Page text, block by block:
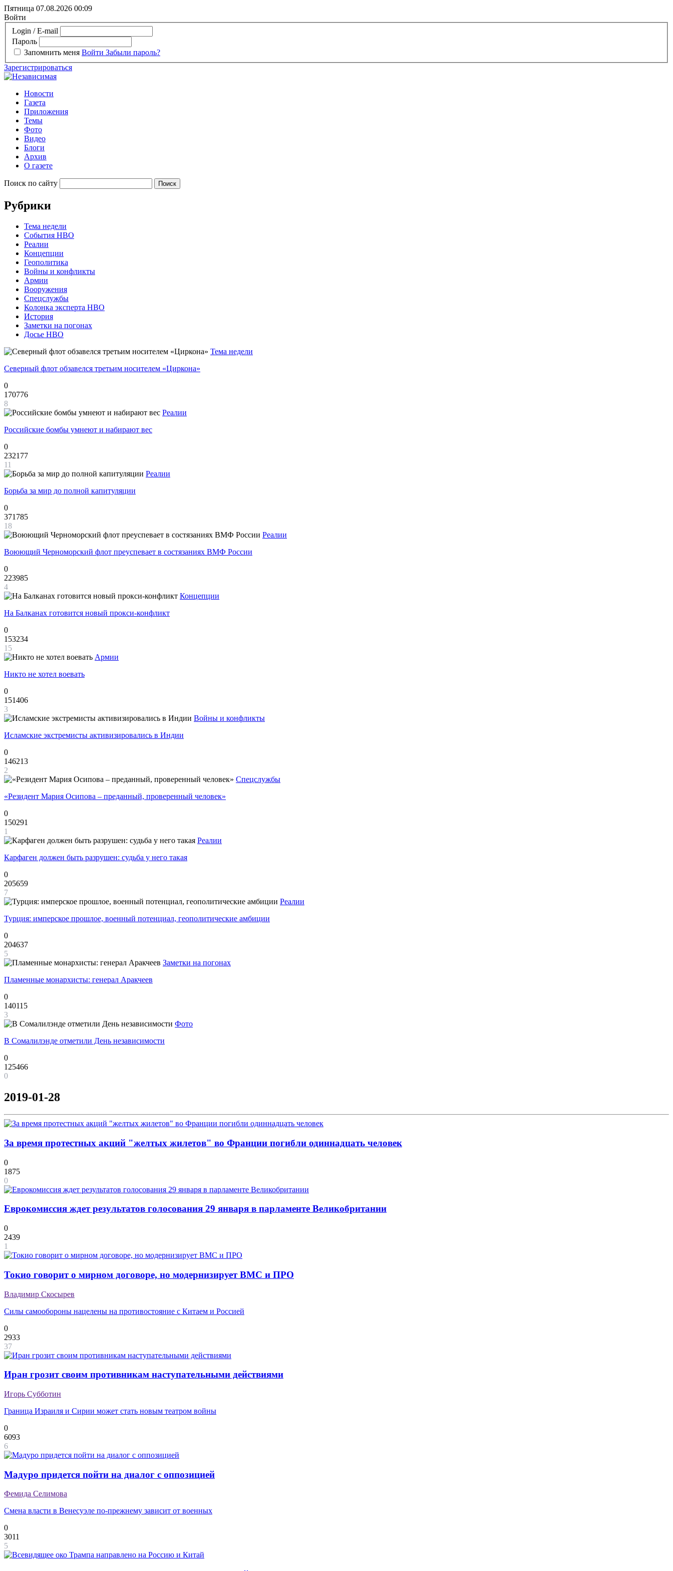
Пятница 07.08.2026 00:09
Войти
Login / E-mail
Пароль
Запомнить меня Войти Забыли пароль?
Зарегистрироваться
Новости
Газета
Приложения
Темы
Фото
Видео
Блоги
Архив
О газете
Поиск по сайту
Рубрики
Тема недели
События НВО
Реалии
Концепции
Геополитика
Войны и конфликты
Армии
Вооружения
Спецслужбы
Колонка эксперта НВО
История
Заметки на погонах
Досье НВО
Тема недели
Северный флот обзавелся третьим носителем «Циркона»
0
170776
8
Реалии
Российские бомбы умнеют и набирают вес
0
232177
11
Реалии
Борьба за мир до полной капитуляции
0
371785
18
Реалии
Воюющий Черноморский флот преуспевает в состязаниях ВМФ России
0
223985
4
Концепции
На Балканах готовится новый прокси-конфликт
0
153234
15
Армии
Никто не хотел воевать
0
151406
3
Войны и конфликты
Исламские экстремисты активизировались в Индии
0
146213
2
Спецслужбы
«Резидент Мария Осипова – преданный, проверенный человек»
0
150291
1
Реалии
Карфаген должен быть разрушен: судьба у него такая
0
205659
7
Реалии
Турция: имперское прошлое, военный потенциал, геополитические амбиции
0
204637
5
Заметки на погонах
Пламенные монархисты: генерал Аракчеев
0
140115
3
Фото
В Сомалилэнде отметили День независимости
0
125466
0
2019-01-28
За время протестных акций "желтых жилетов" во Франции погибли одиннадцать человек
0
1875
0
Еврокомиссия ждет результатов голосования 29 января в парламенте Великобритании
0
2439
1
Токио говорит о мирном договоре, но модернизирует ВМС и ПРО
Владимир Скосырев
Силы самообороны нацелены на противостояние с Китаем и Россией
0
2933
37
Иран грозит своим противникам наступательными действиями
Игорь Субботин
Граница Израиля и Сирии может стать новым театром войны
0
6093
6
Мадуро придется пойти на диалог с оппозицией
Фемида Селимова
Смена власти в Венесуэле по-прежнему зависит от военных
0
3011
5